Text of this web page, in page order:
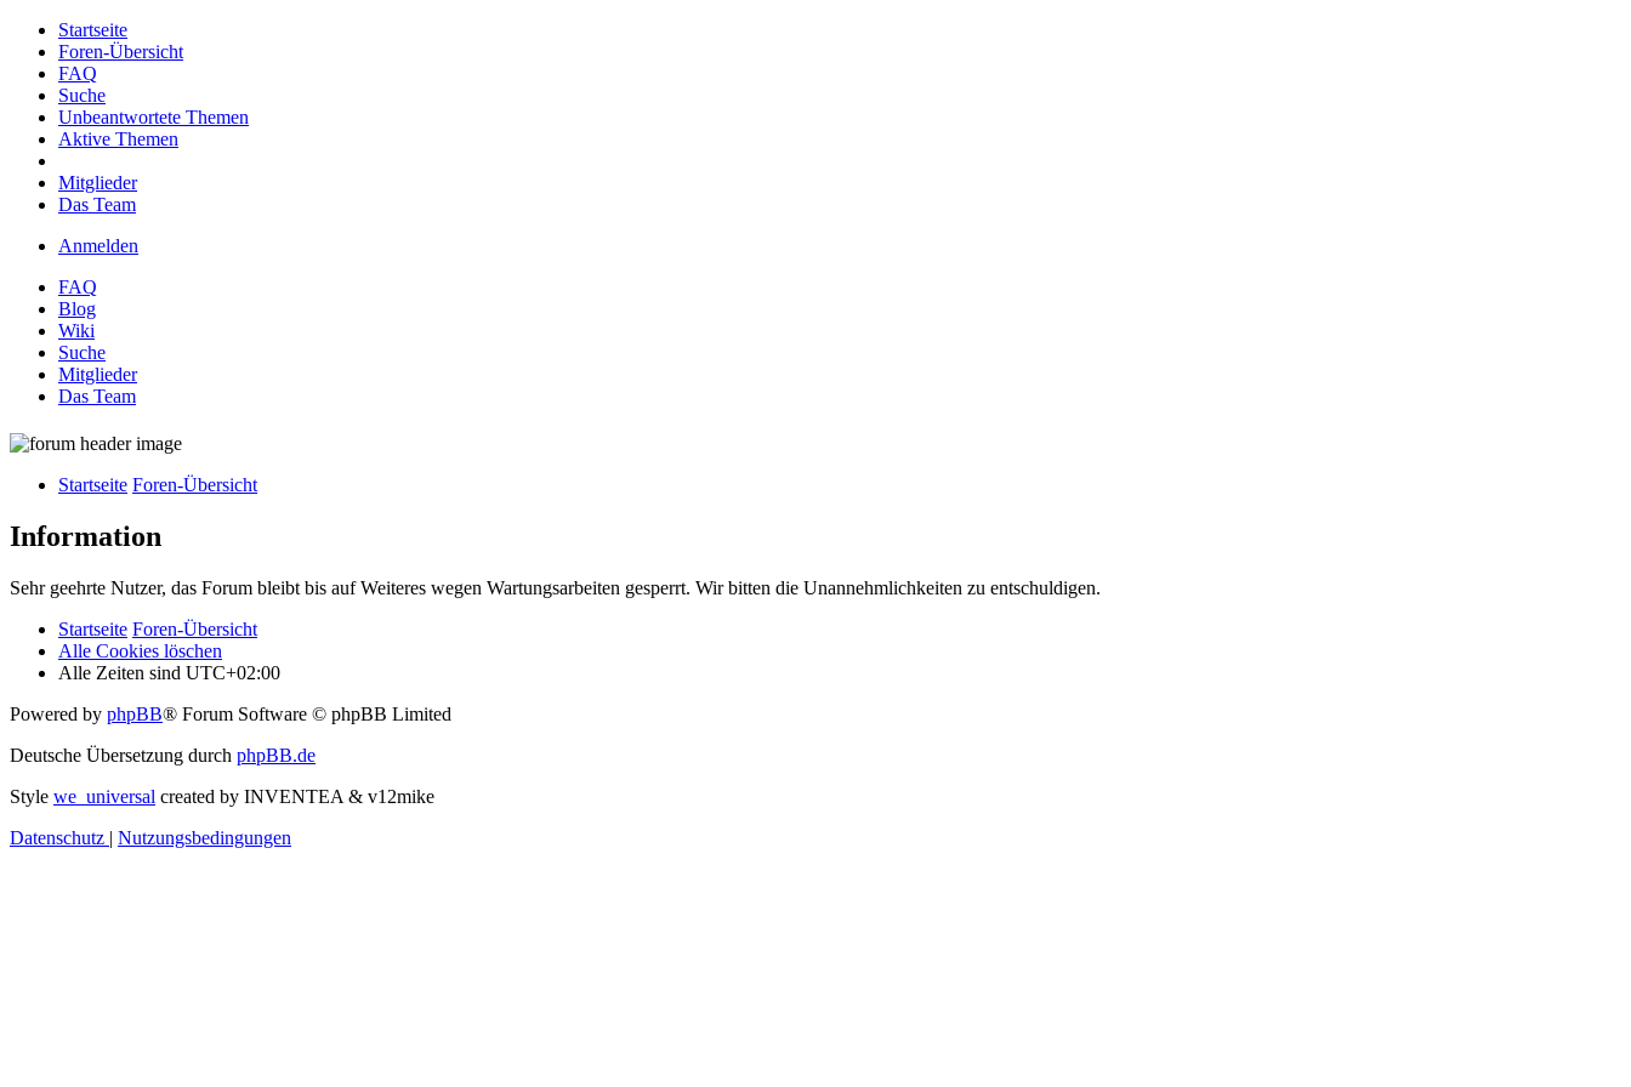
Startseite
Foren-Übersicht
FAQ
Suche
Unbeantwortete Themen
Aktive Themen
Mitglieder
Das Team
Anmelden
FAQ
Blog
Wiki
Suche
Mitglieder
Das Team
Startseite Foren-Übersicht
Information
Sehr geehrte Nutzer, das Forum bleibt bis auf Weiteres wegen Wartungsarbeiten gesperrt. Wir bitten die Unannehmlichkeiten zu entschuldigen.
Startseite Foren-Übersicht
Alle Cookies löschen
Alle Zeiten sind UTC+02:00
Powered by phpBB® Forum Software © phpBB Limited
Deutsche Übersetzung durch phpBB.de
Style we_universal created by INVENTEA & v12mike
Datenschutz | Nutzungsbedingungen